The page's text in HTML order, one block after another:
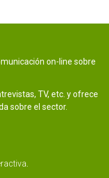
on-line sobre
TV, etc. y ofrece
sobre el sector.